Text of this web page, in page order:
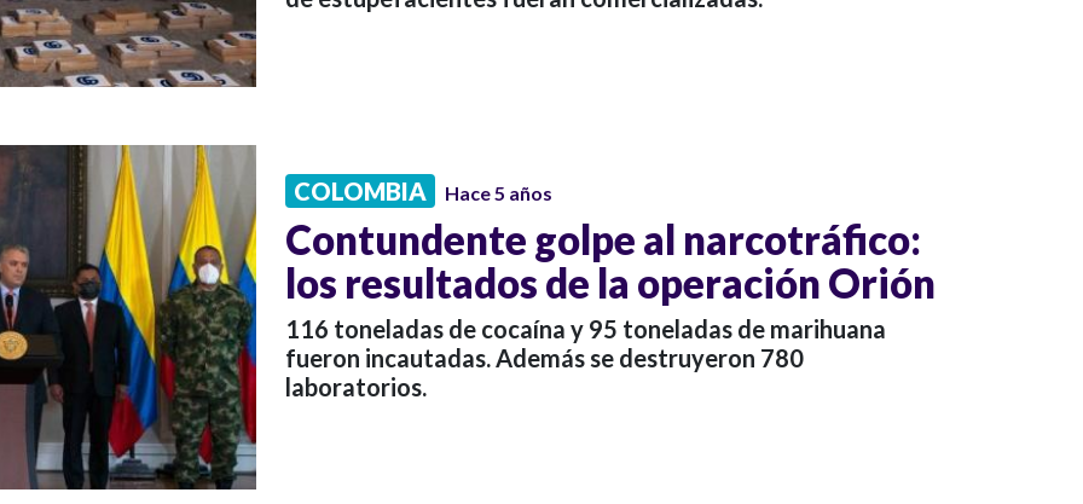
COLOMBIA Hace 5 años
Contundente golpe al narcotráfico:
los resultados de la operación Orión
116 toneladas de cocaína y 95 toneladas de marihuana
fueron incautadas. Además se destruyeron 780
laboratorios.